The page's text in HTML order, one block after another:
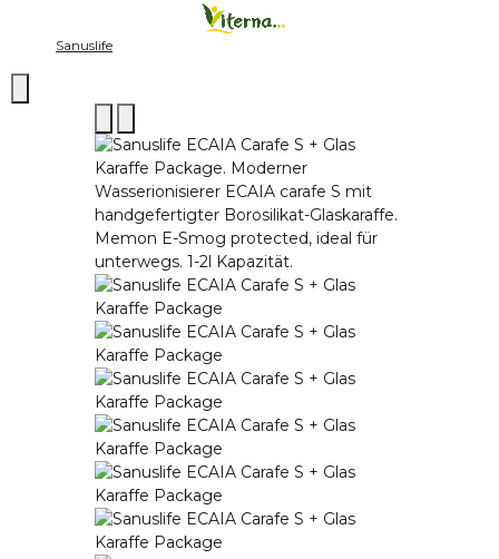
Sanuslife